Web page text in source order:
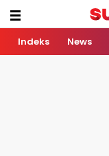
Indeks News